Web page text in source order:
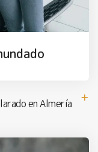
en Almería